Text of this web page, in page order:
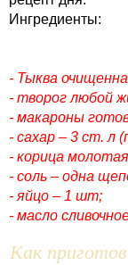
Ингредиенты:
- Тыква
- творог любой
- макароны
- сахар – 3 ст. л
- корица
- соль – одна
- яйцо – 1 шт;
- масло
Как